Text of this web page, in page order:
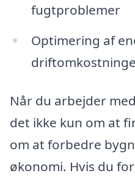
fugtproblemer
Optimering af
Når du arbejder
det ikke kun om at
om at forbedre
økonomi. Hvis du